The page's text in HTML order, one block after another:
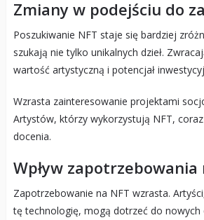
Zmiany w podejściu do
Poszukiwanie NFT staje się bardziej
szukają nie tylko unikalnych dzieł.
wartość artystyczną i potencjał
Wzrasta zainteresowanie projektami
Artystów, którzy wykorzystują NFT,
docenia.
Wpływ
Zapotrzebowanie na NFT wzrasta.
tę technologię, mogą dotrzeć do nowych